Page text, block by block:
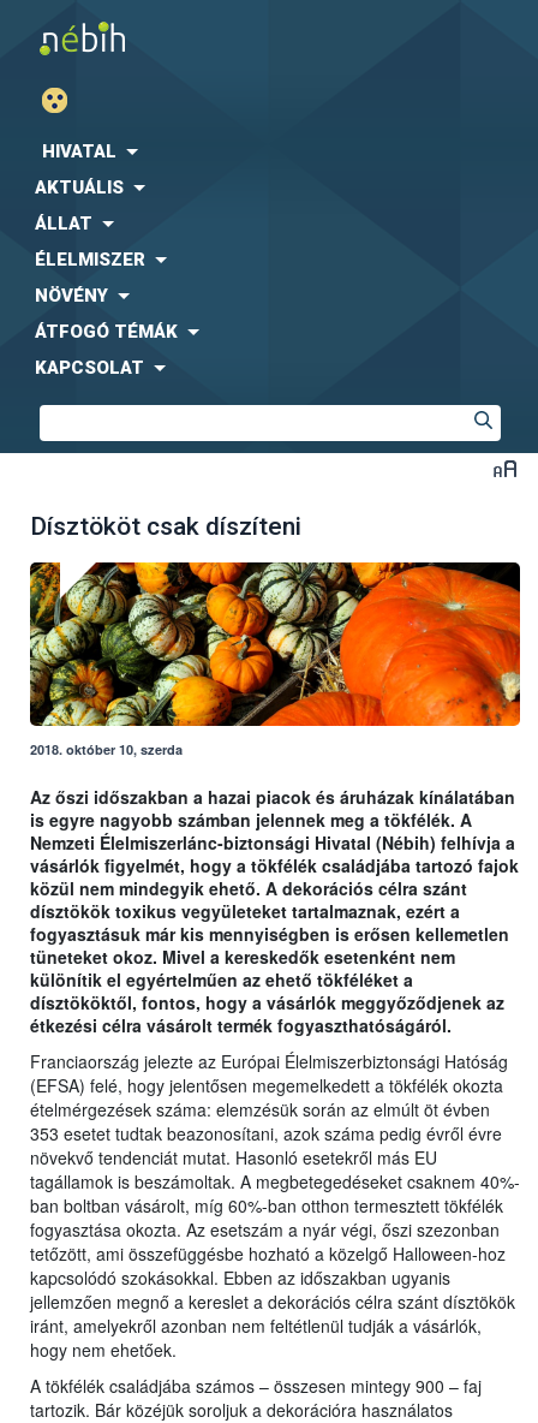
HIVATAL
AKTUÁLIS
ÁLLAT
ÉLELMISZER
NÖVÉNY
ÁTFOGÓ TÉMÁK
KAPCSOLAT
Dísztököt csak díszíteni
2018. október 10, szerda
Az őszi időszakban a hazai piacok és áruházak kínálatában
is egyre nagyobb számban jelennek meg a tökfélék. A
Nemzeti Élelmiszerlánc-biztonsági Hivatal (Nébih) felhívja a
vásárlók figyelmét, hogy a tökfélék családjába tartozó fajok
közül nem mindegyik ehető. A dekorációs célra szánt
dísztökök toxikus vegyületeket tartalmaznak, ezért a
fogyasztásuk már kis mennyiségben is erősen kellemetlen
tüneteket okoz. Mivel a kereskedők esetenként nem
különítik el egyértelműen az ehető tökféléket a
dísztököktől, fontos, hogy a vásárlók meggyőződjenek az
étkezési célra vásárolt termék fogyaszthatóságáról.
Franciaország jelezte az Európai Élelmiszerbiztonsági Hatóság
(EFSA) felé, hogy jelentősen megemelkedett a tökfélék okozta
ételmérgezések száma: elemzésük során az elmúlt öt évben
353 esetet tudtak beazonosítani, azok száma pedig évről évre
növekvő tendenciát mutat. Hasonló esetekről más EU
tagállamok is beszámoltak. A megbetegedéseket csaknem 40%-
ban boltban vásárolt, míg 60%-ban otthon termesztett tökfélék
fogyasztása okozta. Az esetszám a nyár végi, őszi szezonban
tetőzött, ami összefüggésbe hozható a közelgő Halloween-hoz
kapcsolódó szokásokkal. Ebben az időszakban ugyanis
jellemzően megnő a kereslet a dekorációs célra szánt dísztökök
iránt, amelyekről azonban nem feltétlenül tudják a vásárlók,
hogy nem ehetőek.
A tökfélék családjába számos – összesen mintegy 900 – faj
tartozik. Bár közéjük soroljuk a dekorációra használatos